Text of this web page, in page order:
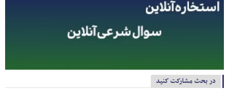
در بحث مشارکت کنید